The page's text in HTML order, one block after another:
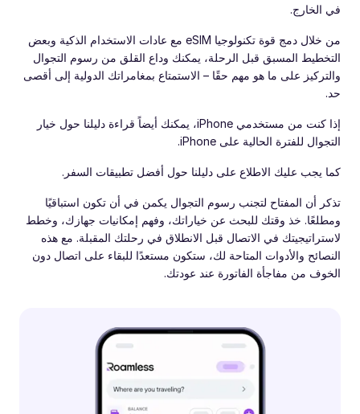
في الخارج.
من خلال دمج قوة تكنولوجيا eSIM مع عادات الاستخدام الذكية وبعض
التخطيط المسبق قبل الرحلة، يمكنك وداع القلق من رسوم التجوال
والتركيز على ما هو مهم حقًا – الاستمتاع بمغامراتك الدولية إلى أقصى
حد.
إذا كنت من مستخدمي iPhone، يمكنك أيضاً قراءة دليلنا حول خيار
التجوال للفترة الحالية على iPhone.
كما يجب عليك الاطلاع على دليلنا حول أفضل تطبيقات السفر.
تذكر أن المفتاح لتجنب رسوم التجوال يكمن في أن تكون استباقيًا
ومطلعًا. خذ وقتك للبحث عن خياراتك، وفهم إمكانيات جهازك، وخطط
لاستراتيجيتك في الاتصال قبل الانطلاق في رحلتك المقبلة. مع هذه
النصائح والأدوات المتاحة لك، ستكون مستعدًا للبقاء على اتصال دون
الخوف من مفاجأة الفاتورة عند عودتك.